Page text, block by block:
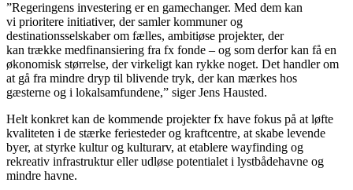
”Regeringens investering er en gamechanger. Med dem kan
vi prioritere initiativer, der samler kommuner og
destinationsselskaber om fælles, ambitiøse projekter, der
kan trække medfinansiering fra fx fonde – og som derfor kan få en
økonomisk størrelse, der virkeligt kan rykke noget. Det handler om
at gå fra mindre dryp til blivende tryk, der kan mærkes hos
gæsterne og i lokalsamfundene,” siger Jens Hausted.
Helt konkret kan de kommende projekter fx have fokus på at løfte
kvaliteten i de stærke feriesteder og kraftcentre, at skabe levende
byer, at styrke kultur og kulturarv, at etablere wayfinding og
rekreativ infrastruktur eller udløse potentialet i lystbådehavne og
mindre havne.